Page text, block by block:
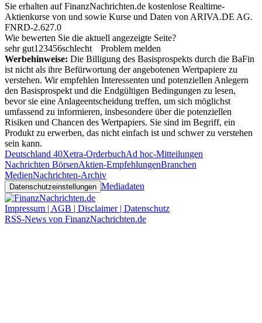
Sie erhalten auf FinanzNachrichten.de kostenlose Realtime-
Aktienkurse von und sowie Kurse und Daten von ARIVA.DE AG.
FNRD-2.627.0
Wie bewerten Sie die aktuell angezeigte Seite?
sehr gut1 23456schlecht
Problem melden
Werbehinweise: Die Billigung des Basisprospekts durch die BaFin
ist nicht als ihre Befürwortung der angebotenen Wertpapiere zu
verstehen. Wir empfehlen Interessenten und potenziellen Anlegern
den Basisprospekt und die Endgültigen Bedingungen zu lesen,
bevor sie eine Anlageentscheidung treffen, um sich möglichst
umfassend zu informieren, insbesondere über die potenziellen
Risiken und Chancen des Wertpapiers. Sie sind im Begriff, ein
Produkt zu erwerben, das nicht einfach ist und schwer zu verstehen
sein kann.
Deutschland 40Xetra-OrderbuchAd hoc-Mitteilungen
Nachrichten BörsenAktien-EmpfehlungenBranchen
MedienNachrichten-Archiv
Datenschutzeinstellungen Mediadaten
Impressum | AGB | Disclaimer | Datenschutz
RSS-News von FinanzNachrichten.de